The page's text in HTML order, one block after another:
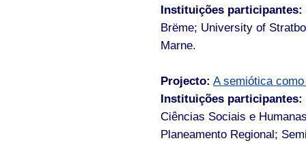
Instituições participantes:
Brëme; University of
Marne.
Projecto: A semiótica
Instituições participantes:
Ciências Sociais e
Planeamento Regional;